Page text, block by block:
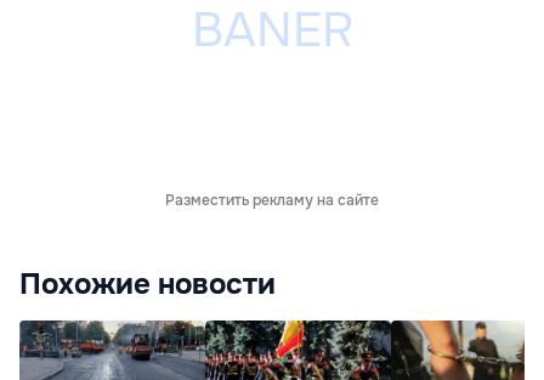
Разместить рекламу на сайте
Похожие новости